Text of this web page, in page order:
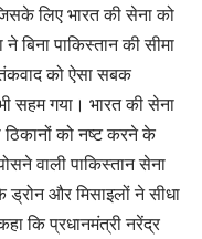
लिए भारत की सेना को
बिना पाकिस्तान की सीमा
को ऐसा सबक
सहम गया। भारत की सेना
को नष्ट करने के
वाली पाकिस्तान सेना
ड्रोन और मिसाइलों ने सीधा
कि प्रधानमंत्री नरेंद्र